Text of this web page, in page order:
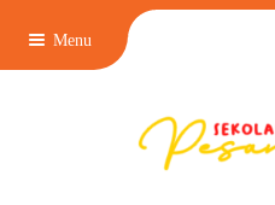
Menu